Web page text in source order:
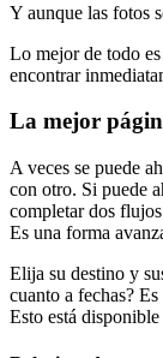
Y aunque las fotos
Lo mejor de todo
encontrar
La mejor
A veces se puede
con otro. Si puede
completar dos
Es una forma
Elija su destino y
cuanto a fechas?
Esto está